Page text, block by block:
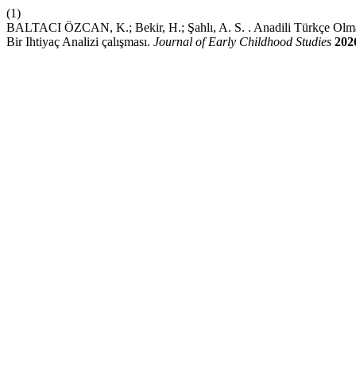
(1)
BALTACI ÖZCAN, K.; Bekir, H.; Şahlı, A. S. . Anadili Türkçe
Bir Ihtiyaç Analizi çalışması. Journal of Early Childhood Studies